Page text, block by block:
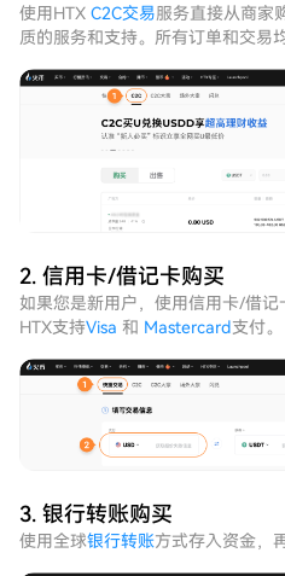
使用HTX C2C交易服务直接从商家
质的服务和支持。所有订单和交易
2. 信用卡/借记卡购买
如果您是新用户，使用信用卡/借记
HTX支持Visa 和 Mastercard支付。
3. 银行转账购买
使用全球银行转账方式存入资金，